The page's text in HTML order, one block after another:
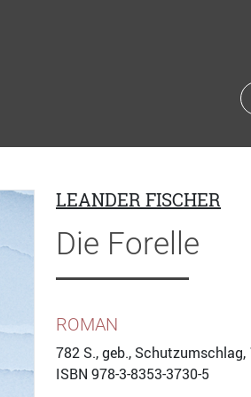
LEANDER FISCHER
Die Forelle
ROMAN
782 S., geb., Schutzumschlag,
ISBN 978-3-8353-3730-5